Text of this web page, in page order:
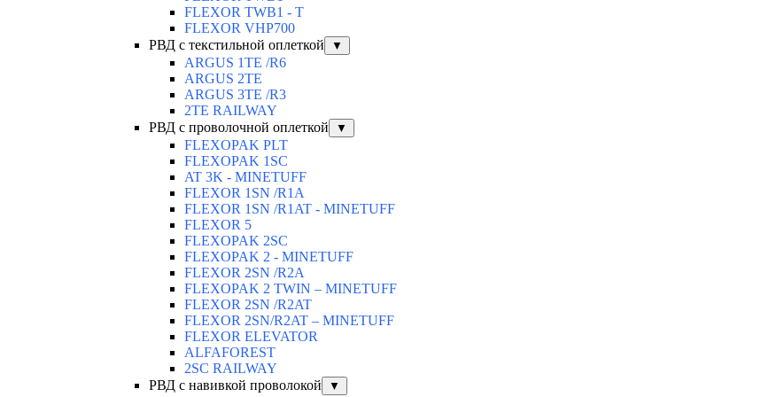
FLEXOR TWB1 - T
FLEXOR VHP700
РВД с текстильной оплеткой
▼
ARGUS 1TE /R6
ARGUS 2TЕ
ARGUS 3TE /R3
2TE RAILWAY
РВД с проволочной оплеткой
▼
FLEXOPAK PLT
FLEXOPAK 1SС
AT 3K - MINETUFF
FLEXOR 1SN /R1A
FLEXOR 1SN /R1AT - MINETUFF
FLEXOR 5
FLEXOPAK 2SС
FLEXOPAK 2 - MINETUFF
FLEXOR 2SN /R2A
FLEXOPAK 2 TWIN – MINETUFF
FLEXOR 2SN /R2AT
FLEXOR 2SN/R2AT – MINETUFF
FLEXOR ELEVATOR
ALFAFOREST
2SC RAILWAY
РВД с навивкой проволокой
▼